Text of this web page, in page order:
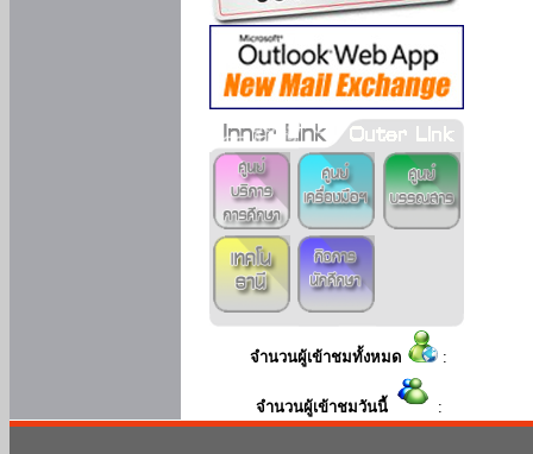
จำนวนผู้เข้าชมทั้งหมด :
จำนวนผู้เข้าชมวันนี้ :